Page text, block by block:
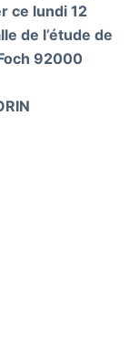
ce lundi 12
de l’étude de
92000